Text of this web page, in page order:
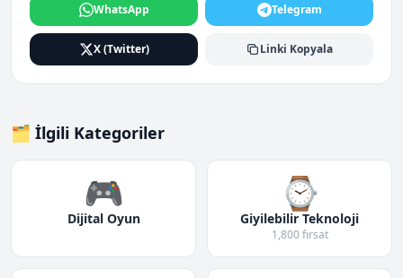
WhatsApp Telegram
X (Twitter) Linki Kopyala
🗂️ İlgili Kategoriler
🎮
Dijital Oyun
⌚
Giyilebilir Teknoloji
1,800 fırsat